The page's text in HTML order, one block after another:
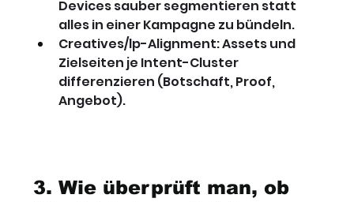
Devices sauber segmentieren statt
alles in einer Kampagne zu bündeln.
Creatives/lp-Alignment: Assets und
Zielseiten je Intent-Cluster
differenzieren (Botschaft, Proof,
Angebot).
3. Wie überprüft man, ob